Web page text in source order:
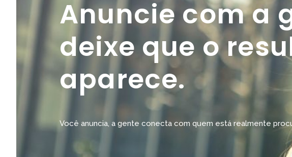
Anuncie com a
deixe que o
aparece.
Você anuncia, a gente conecta com quem está realmente